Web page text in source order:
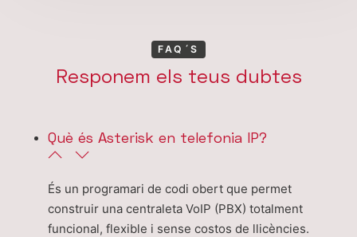
FAQ´S
Responem els teus dubtes
Què és Asterisk en telefonia IP?
És un programari de codi obert que permet
construir una centraleta VoIP (PBX) totalment
funcional, flexible i sense costos de llicències.